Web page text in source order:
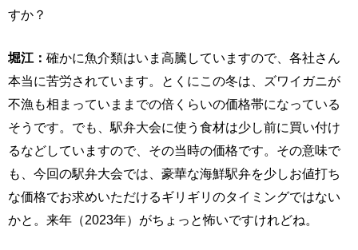
すか？
堀江： 確かに魚介類はいま高騰していますので、各社さん
本当に苦労されています。とくにこの冬は、ズワイガニが
不漁も相まっていままでの倍くらいの価格帯になっている
そうです。でも、駅弁大会に使う食材は少し前に買い付け
るなどしていますので、その当時の価格です。その意味で
も、今回の駅弁大会では、豪華な海鮮駅弁を少しお値打ち
な価格でお求めいただけるギリギリのタイミングではない
かと。来年（2023年）がちょっと怖いですけれどね。